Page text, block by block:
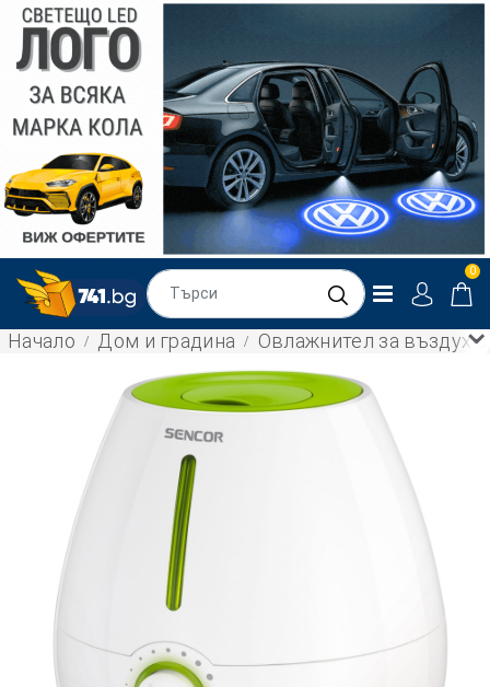
0
Начало Дом и градина Овлажнител за въздух